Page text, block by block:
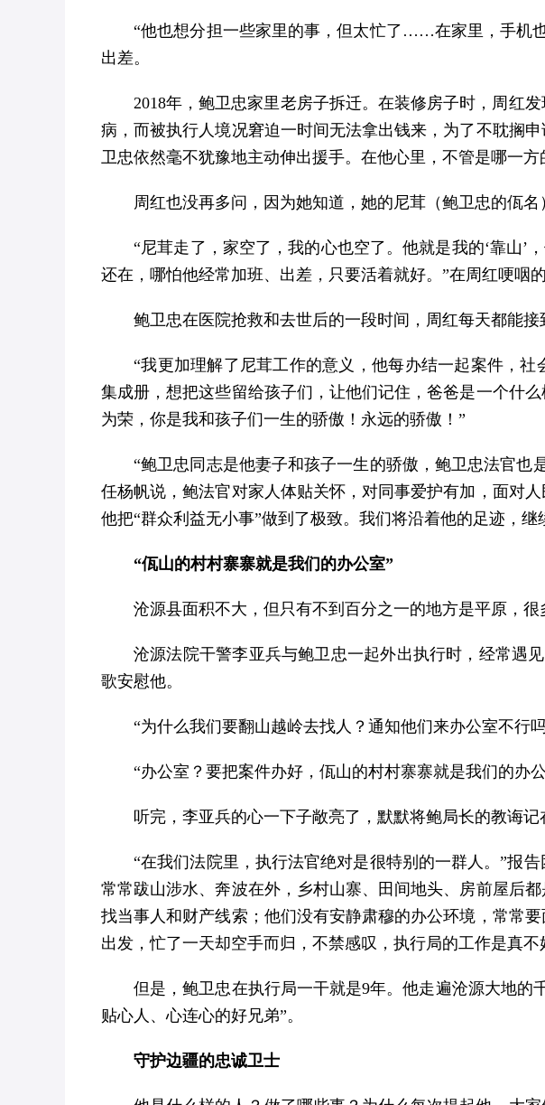
“他也想分担一些家里的事，但太忙了……在家里，手机
出差。
2018年，鲍卫忠家里老房子拆迁。在装修房子时，周红
病，而被执行人境况窘迫一时间无法拿出钱来，为了不耽搁
卫忠依然毫不犹豫地主动伸出援手。在他心里，不管是哪一
周红也没再多问，因为她知道，她的尼茸（鲍卫忠的佤
“尼茸走了，家空了，我的心也空了。他就是我的‘靠山’
还在，哪怕他经常加班、出差，只要活着就好。”在周红哽咽
鲍卫忠在医院抢救和去世后的一段时间，周红每天都能
“我更加理解了尼茸工作的意义，他每办结一起案件，
集成册，想把这些留给孩子们，让他们记住，爸爸是一个什
为荣，你是我和孩子们一生的骄傲！永远的骄傲！”
“鲍卫忠同志是他妻子和孩子一生的骄傲，鲍卫忠法官
任杨帆说，鲍法官对家人体贴关怀，对同事爱护有加，面对
他把“群众利益无小事”做到了极致。我们将沿着他的足迹，继
“佤山的村村寨寨就是我们的办公室”
沧源县面积不大，但只有不到百分之一的地方是平原，
沧源法院干警李亚兵与鲍卫忠一起外出执行时，经常遇
歌安慰他。
“为什么我们要翻山越岭去找人？通知他们来办公室不行吗
“办公室？要把案件办好，佤山的村村寨寨就是我们的办
听完，李亚兵的心一下子敞亮了，默默将鲍局长的教诲记
“在我们法院里，执行法官绝对是很特别的一群人。”报
常常跋山涉水、奔波在外，乡村山寨、田间地头、房前屋后
找当事人和财产线索；他们没有安静肃穆的办公环境，常常
出发，忙了一天却空手而归，不禁感叹，执行局的工作是真不
但是，鲍卫忠在执行局一干就是9年。他走遍沧源大地
贴心人、心连心的好兄弟”。
守护边疆的忠诚卫士